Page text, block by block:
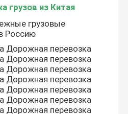
грузов
услуги
грузов из Китая
грузовые
Россию
Дорожная перевозка
Дорожная перевозка
Дорожная перевозка
Дорожная перевозка
Дорожная перевозка
Дорожная перевозка
Дорожная перевозка